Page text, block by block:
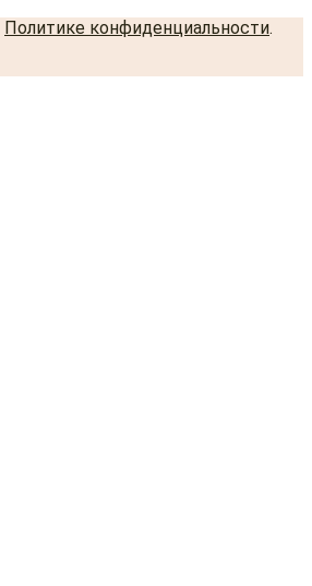
Политике конфиденциальности.